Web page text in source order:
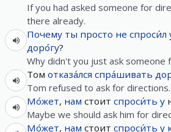
If you had asked someone for
there already.
Почему ты просто не спроси́л
доро́гу?
Why didn't you just ask someone
Том отказа́лся спра́шивать
Tom refused to ask for directions.
Мо́жет, нам стоит спроси́ть у
Maybe we should ask him for
Мо́жет, нам стоит спроси́ть у